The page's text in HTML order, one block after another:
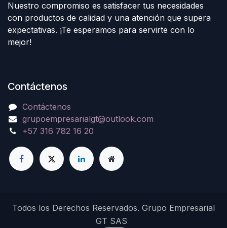
Nuestro compromiso es satisfacer tus necesidades
con productos de calidad y una atención que supera
expectativas. ¡Te esperamos para servirte con lo
mejor!
Contáctenos
Contáctenos
grupoempresarialgt@outlook.com
+57 316 782 16 20
Todos los Derechos Reservados. Grupo Empresarial
GT SAS